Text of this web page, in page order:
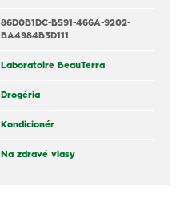
86D0B1DC-B591-466A-9202-
BA4984B3D111
Laboratoire BeauTerra
Drogéria
Kondicionér
Na zdravé vlasy